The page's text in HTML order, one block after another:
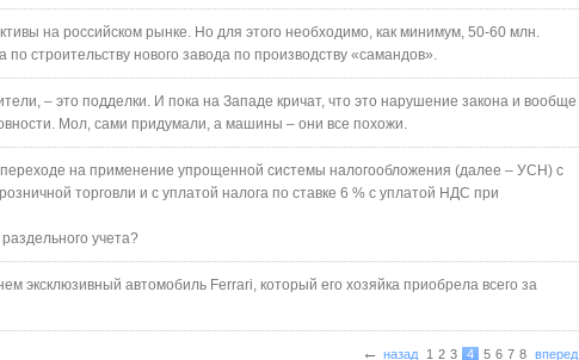
на российском рынке. Но для этого необходимо, как минимум, 50-60 млн.
строительству нового завода по производству «самандов».
– это подделки. И пока на Западе кричат, что это нарушение закона и вообще
Мол, сами придумали, а машины – они все похожи.
на применение упрощенной системы налогообложения (далее – УСН) с
торговли и с уплатой налога по ставке 6 % с уплатой НДС при
учета?
эксклюзивный автомобиль Ferrari, который его хозяйка приобрела всего за
← назад 1 2 3 4 5 6 7 8 вперед